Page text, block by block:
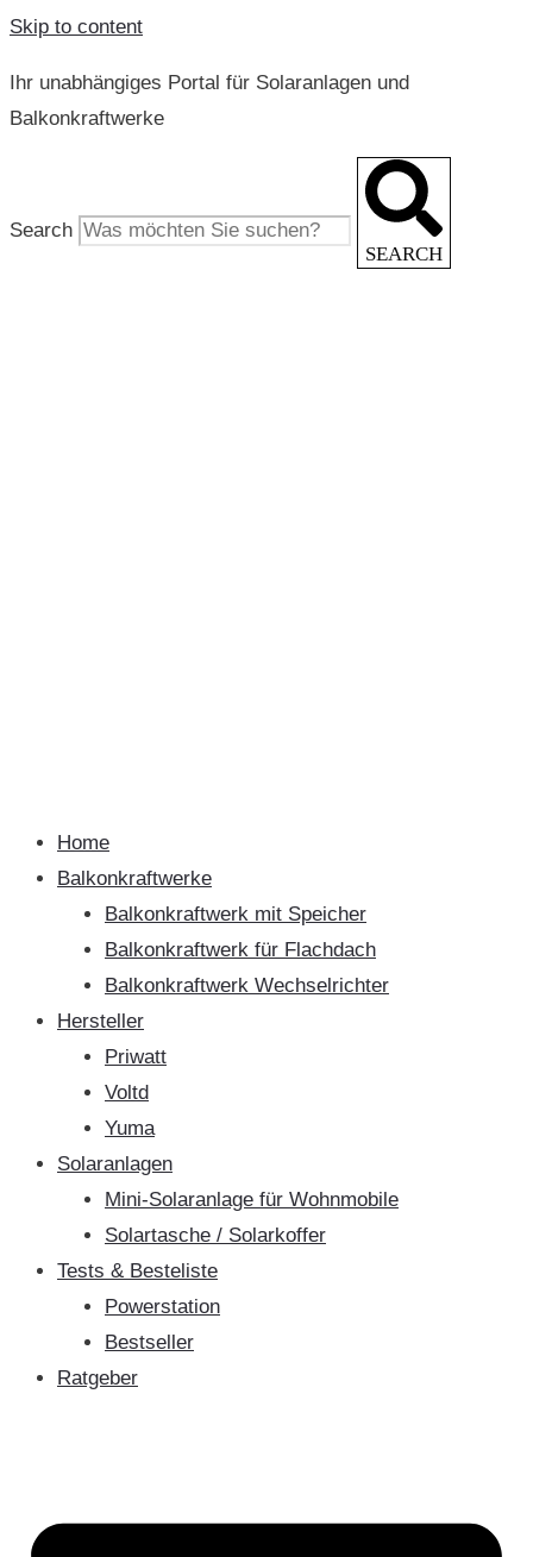
Skip to content
Ihr unabhängiges Portal für Solaranlagen und
Balkonkraftwerke
Search
SEARCH
Home
Balkonkraftwerke
Balkonkraftwerk mit Speicher
Balkonkraftwerk für Flachdach
Balkonkraftwerk Wechselrichter
Hersteller
Priwatt
Voltd
Yuma
Solaranlagen
Mini-Solaranlage für Wohnmobile
Solartasche / Solarkoffer
Tests & Besteliste
Powerstation
Bestseller
Ratgeber